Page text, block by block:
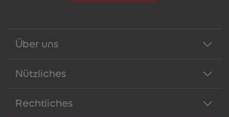
Über uns
Nützliches
Rechtliches